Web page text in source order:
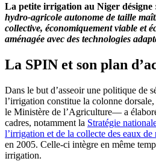
La petite irrigation au Niger désigne
hydro-agricole autonome de taille
collective, économiquement viable et
aménagée avec des technologies
La SPIN et son plan
Dans le but d’asseoir une politique de
l’irrigation constitue la colonne
le Ministère de l’Agriculture— a
cadres, notamment la Stratégie
l’irrigation et de la collecte des eaux
en 2005. Celle-ci intègre en même
irrigation.